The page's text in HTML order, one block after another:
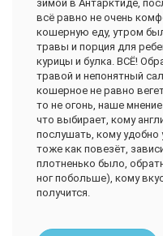
зимой в Антарктиде,
всё равно не очень
кошерную еду, утром
травы и порция для
курицы и булка. ВСЁ!
травой и непонятный
кошерное не равно
то не огонь, наше
что выбирает, кому
послушать, кому удобно
тоже как повезёт,
плотненько было,
ног побольше), кому
получится.